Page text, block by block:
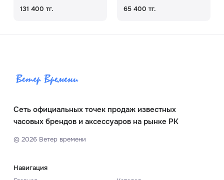
131 400 тг.
65 400 тг.
Сеть официальных точек продаж известных
часовых брендов и аксессуаров на рынке РК
© 2026Ветер времени
Навигация